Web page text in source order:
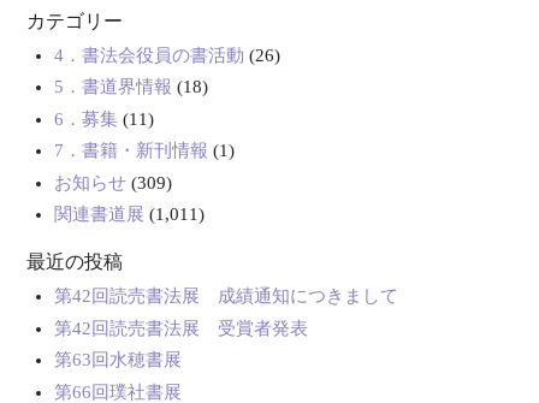
カテゴリー
4．書法会役員の書活動 (26)
5．書道界情報 (18)
6．募集(11)
7．書籍・新刊情報 (1)
お知らせ(309)
関連書道展 (1,011)
最近の投稿
第42回読売書法展 成績通知につきまして
第42回読売書法展 受賞者発表
第63回水穂書展
第66回璞社書展